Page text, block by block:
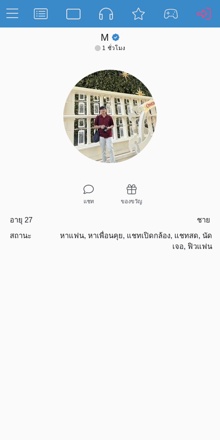
M
1 ชั่วโมง
แชท ของขวัญ
อายุ 27
ชาย
สถานะ
หาแฟน, หาเพื่อนคุย, แชทเปิดกล้อง, แชทสด, นัด
เจอ, ฟิวแฟน